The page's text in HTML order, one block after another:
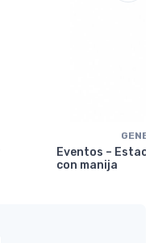
Eventos –
con manija